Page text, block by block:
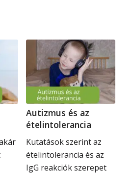
Autizmus és az
ételintolerancia
Kutatások szerint az
ételintolerancia és az
IgG reakciók szerepet